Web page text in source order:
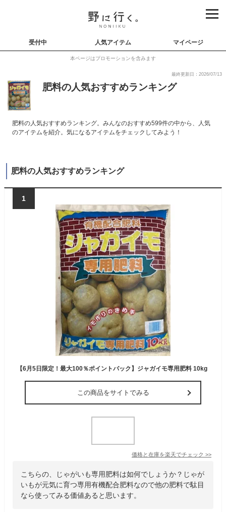
受付中 人気アイテム マイページ
本ページはプロモーションを含みます
最終更新日：2026/07/13
肥料の人気おすすめランキング
肥料の人気おすすめランキング。みんなのおすすめ599件の中から、人気
のアイテムを紹介。気になるアイテムをチェックしてみよう！
肥料の人気おすすめランキング
1
【6月5日限定！最大100％ポイントバック】ジャガイモ専用肥料 10kg
この商品をサイトでみる
価格と在庫を楽天でチェック >>
こちらの、じゃがいも専用肥料は如何でしょうか？じゃが
いもが元気に育つ専用有機配合肥料なので他の肥料で駄目
なら使ってみる価値あると思います。